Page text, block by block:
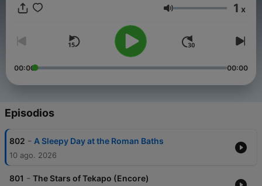
Volumen 1 x
00:00 00:00
Episodios
802 - A Sleepy Day at the Roman Baths
10 ago. 2026
801 - The Stars of Tekapo (Encore)